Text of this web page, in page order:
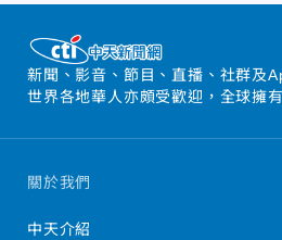
新聞、影音、節目、直播、社群及
世界各地華人亦頗受歡迎，全球擁
關於我們
中天介紹